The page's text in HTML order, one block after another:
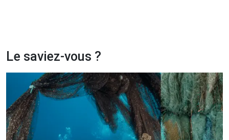
Le saviez-vous ?